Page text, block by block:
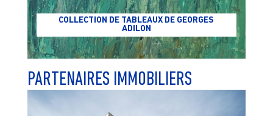
COLLECTION DE TABLEAUX DE GEORGES
ADILON
PARTENAIRES IMMOBILIERS